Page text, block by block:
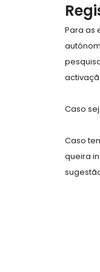
Para as
Caso
Caso
queira